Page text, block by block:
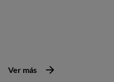
Ver más